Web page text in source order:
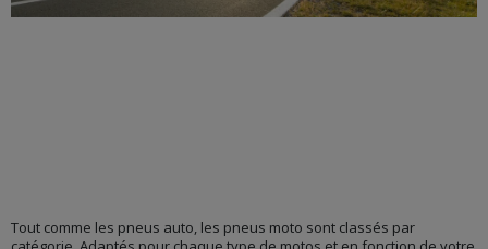
Tout comme les pneus auto, les pneus moto sont classés par